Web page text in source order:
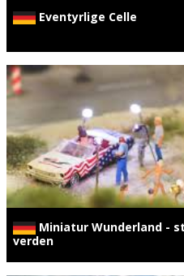
Eventyrlige Celle
Miniatur Wunderland -
verden